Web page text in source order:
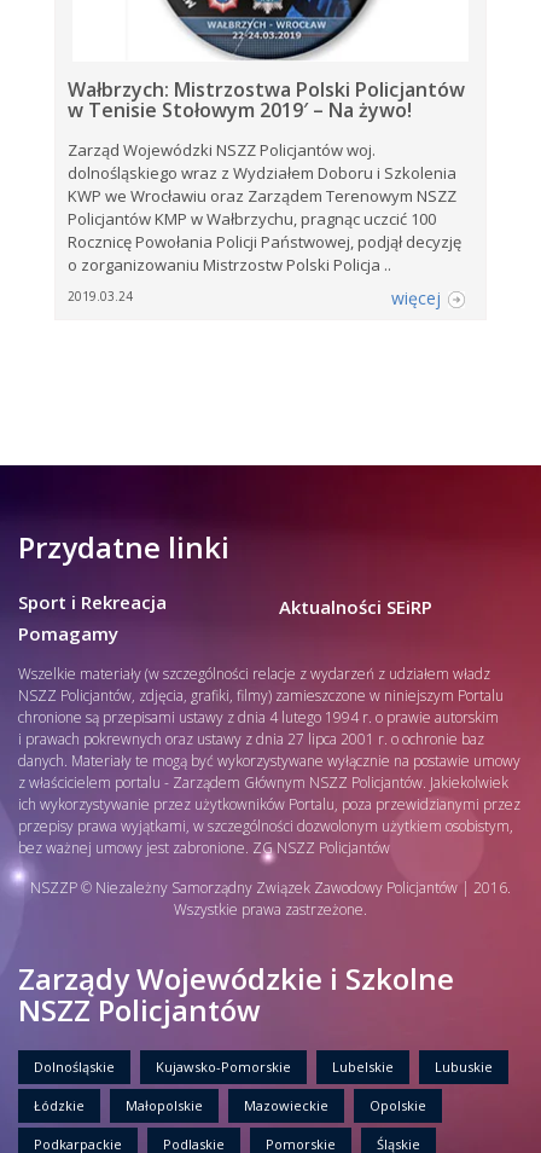
Wałbrzych: Mistrzostwa Polski Policjantów
w Tenisie Stołowym 2019′ – Na żywo!
Zarząd Wojewódzki NSZZ Policjantów woj.
dolnośląskiego wraz z Wydziałem Doboru i Szkolenia
KWP we Wrocławiu oraz Zarządem Terenowym NSZZ
Policjantów KMP w Wałbrzychu, pragnąc uczcić 100
Rocznicę Powołania Policji Państwowej, podjął decyzję
o zorganizowaniu Mistrzostw Polski Policja ..
2019.03.24 więcej
Przydatne linki
Sport i Rekreacja
Pomagamy
Aktualności SEiRP
Wszelkie materiały (w szczególności relacje z wydarzeń z udziałem władz
NSZZ Policjantów, zdjęcia, grafiki, filmy) zamieszczone w niniejszym Portalu
chronione są przepisami ustawy z dnia 4 lutego 1994 r. o prawie autorskim
i prawach pokrewnych oraz ustawy z dnia 27 lipca 2001 r. o ochronie baz
danych. Materiały te mogą być wykorzystywane wyłącznie na postawie umowy
z właścicielem portalu - Zarządem Głównym NSZZ Policjantów. Jakiekolwiek
ich wykorzystywanie przez użytkowników Portalu, poza przewidzianymi przez
przepisy prawa wyjątkami, w szczególności dozwolonym użytkiem osobistym,
bez ważnej umowy jest zabronione. ZG NSZZ Policjantów
NSZZP © Niezależny Samorządny Związek Zawodowy Policjantów | 2016.
Wszystkie prawa zastrzeżone.
Zarządy Wojewódzkie i Szkolne
NSZZ Policjantów
Dolnośląskie Kujawsko-Pomorskie Lubelskie Lubuskie
Łódzkie Małopolskie Mazowieckie Opolskie
Podkarpackie Podlaskie Pomorskie Śląskie